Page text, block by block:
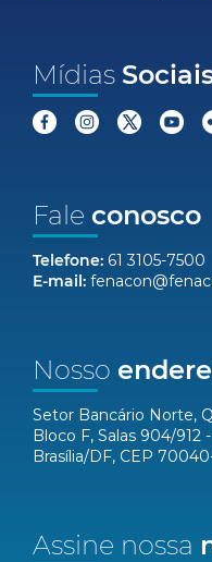
Mídias
Fale conosco
Telefone: 61 3105-7500
E-mail:
Nosso
Setor Bancário Norte,
Bloco F, Salas 904/912
Brasília/DF, CEP
Assine nossa